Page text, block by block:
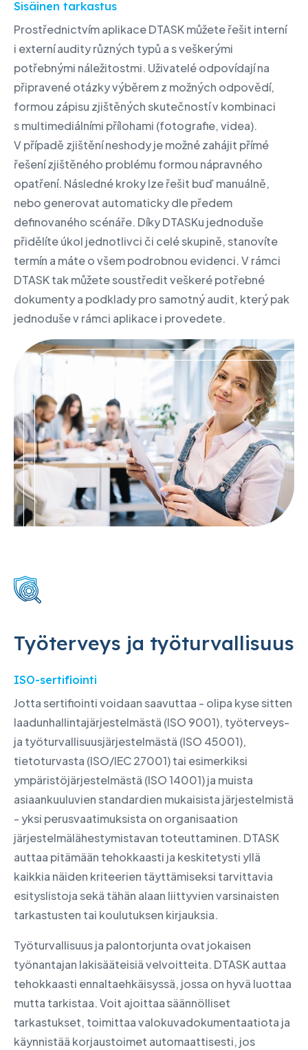
Sisäinen tarkastus
Prostřednictvím aplikace DTASK můžete řešit interní
i externí audity různých typů a s veškerými
potřebnými náležitostmi. Uživatelé odpovídají na
připravené otázky výběrem z možných odpovědí,
formou zápisu zjištěných skutečností v kombinaci
s multimediálními přílohami (fotografie, videa).
V případě zjištění neshody je možné zahájit přímé
řešení zjištěného problému formou nápravného
opatření. Následné kroky lze řešit buď manuálně,
nebo generovat automaticky dle předem
definovaného scénáře. Díky DTASKu jednoduše
přidělíte úkol jednotlivci či celé skupině, stanovíte
termín a máte o všem podrobnou evidenci. V rámci
DTASK tak můžete soustředit veškeré potřebné
dokumenty a podklady pro samotný audit, který pak
jednoduše v rámci aplikace i provedete.
Työterveys ja työturvallisuus
ISO-sertifiointi
Jotta sertifiointi voidaan saavuttaa - olipa kyse sitten
laadunhallintajärjestelmästä (ISO 9001), työterveys-
ja työturvallisuusjärjestelmästä (ISO 45001),
tietoturvasta (ISO/IEC 27001) tai esimerkiksi
ympäristöjärjestelmästä (ISO 14001) ja muista
asiaankuuluvien standardien mukaisista järjestelmistä
- yksi perusvaatimuksista on organisaation
järjestelmälähestymistavan toteuttaminen. DTASK
auttaa pitämään tehokkaasti ja keskitetysti yllä
kaikkia näiden kriteerien täyttämiseksi tarvittavia
esityslistoja sekä tähän alaan liittyvien varsinaisten
tarkastusten tai koulutuksen kirjauksia.
Työturvallisuus ja palontorjunta ovat jokaisen
työnantajan lakisääteisiä velvoitteita. DTASK auttaa
tehokkaasti ennaltaehkäisyssä, jossa on hyvä luottaa
mutta tarkistaa. Voit ajoittaa säännölliset
tarkastukset, toimittaa valokuvadokumentaatiota ja
käynnistää korjaustoimet automaattisesti, jos